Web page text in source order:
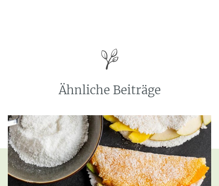
Ähnliche Beiträge